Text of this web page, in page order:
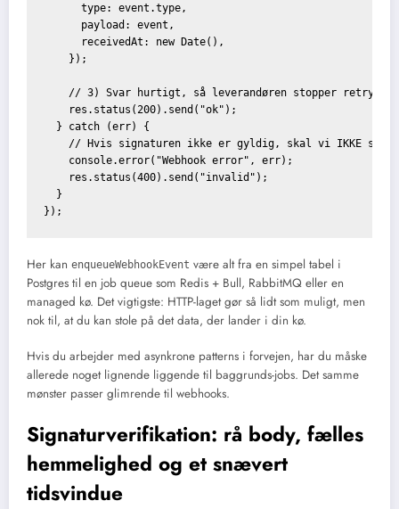
      type: event.type,
      payload: event,
      receivedAt: new Date(),
    });
// 3) Svar hurtigt, så leverandøren stopper retry-
    res.status(200).send("ok");
  } catch (err) {
// Hvis signaturen ikke er gyldig, skal vi IKKE sige
    console.error("Webhook error", err);
    res.status(400).send("invalid");
  }
Her kan enqueueWebhookEvent være alt fra en simpel tabel i
Postgres til en job queue som Redis + Bull, RabbitMQ eller en
managed kø. Det vigtigste: HTTP-laget gør så lidt som muligt, men
nok til, at du kan stole på det data, der lander i din kø.
Hvis du arbejder med asynkrone patterns i forvejen, har du måske
allerede noget lignende liggende til baggrunds-jobs. Det samme
mønster passer glimrende til webhooks.
Signaturverifikation: rå body, fælles
hemmelighed og et snævert
tidsvindue